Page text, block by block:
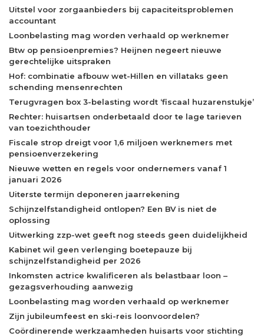
Uitstel voor zorgaanbieders bij capaciteitsproblemen
accountant
Loonbelasting mag worden verhaald op werknemer
Btw op pensioenpremies? Heijnen negeert nieuwe
gerechtelijke uitspraken
Hof: combinatie afbouw wet-Hillen en villataks geen
schending mensenrechten
Terugvragen box 3-belasting wordt ‘fiscaal huzarenstukje’
Rechter: huisartsen onderbetaald door te lage tarieven
van toezichthouder
Fiscale strop dreigt voor 1,6 miljoen werknemers met
pensioenverzekering
Nieuwe wetten en regels voor ondernemers vanaf 1
januari 2026
Uiterste termijn deponeren jaarrekening
Schijnzelfstandigheid ontlopen? Een BV is niet de
oplossing
Uitwerking zzp-wet geeft nog steeds geen duidelijkheid
Kabinet wil geen verlenging boetepauze bij
schijnzelfstandigheid per 2026
Inkomsten actrice kwalificeren als belastbaar loon –
gezagsverhouding aanwezig
Loonbelasting mag worden verhaald op werknemer
Zijn jubileumfeest en ski-reis loonvoordelen?
Coördinerende werkzaamheden huisarts voor stichting